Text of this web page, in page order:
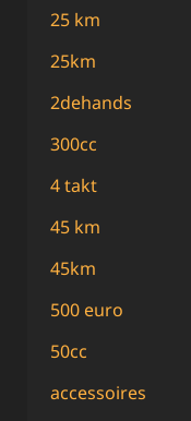
25 km
25km
2dehands
300cc
4 takt
45 km
45km
500 euro
50cc
accessoires